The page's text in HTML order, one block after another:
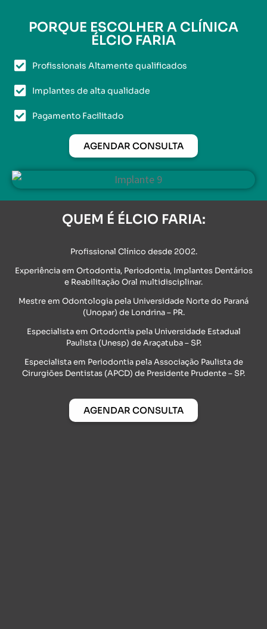
PORQUE ESCOLHER A CLÍNICA
ÉLCIO FARIA
Profissionais Altamente qualificados
Implantes de alta qualidade
Pagamento Facilitado
AGENDAR CONSULTA
QUEM É ÉLCIO FARIA:
Profissional Clínico desde 2002.
Experiência em Ortodontia, Periodontia, Implantes Dentários
e Reabilitação Oral multidisciplinar.
Mestre em Odontologia pela Universidade Norte do Paraná
(Unopar) de Londrina – PR.
Especialista em Ortodontia pela Universidade Estadual
Paulista (Unesp) de Araçatuba – SP.
Especialista em Periodontia pela Associação Paulista de
Cirurgiões Dentistas (APCD) de Presidente Prudente – SP.
AGENDAR CONSULTA